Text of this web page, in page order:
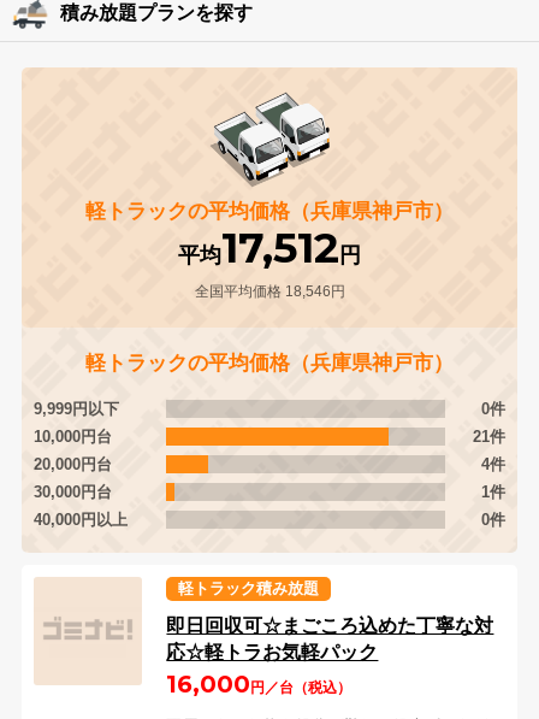
積み放題プランを探す
軽トラックの平均価格（兵庫県神戸市）
平均17,512 円
全国平均価格 18,546円
軽トラックの平均価格（兵庫県神戸市）
9,999円以下
0件
10,000円台
21件
20,000円台
4件
30,000円台
1件
40,000円以上
0件
軽トラック積み放題
即日回収可☆まごころ込めた丁寧な対
応☆軽トラお気軽パック
16,000 円／台（税込）